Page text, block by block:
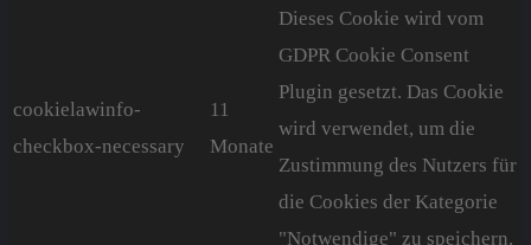
cookielawinfo-
checkbox-necessary
11
Monate
Dieses Cookie wird vom
GDPR Cookie Consent
Plugin gesetzt. Das Cookie
wird verwendet, um die
Zustimmung des Nutzers für
die Cookies der Kategorie
"Notwendige" zu speichern.